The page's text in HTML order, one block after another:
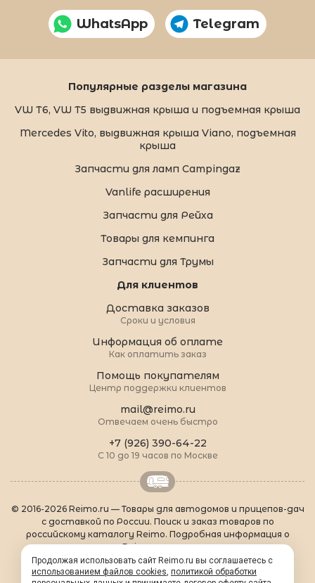
WhatsApp Telegram
Популярные разделы магазина
VW T6, VW T5 выдвижная крыша и подъемная крыша
Mercedes Vito, выдвижная крыша Viano, подъемная
крыша
Запчасти для ламп Campingaz
Vanlife расширения
Запчасти для Рейха
Товары для кемпинга
Запчасти для Трумы
Для клиентов
Доставка заказов
Сроки и условия
Информация об оплате
Как оплатить заказ
Помощь покупателям
Центр поддержки клиентов
mail@reimo.ru
Отвечаем очень быстро
+7 (926) 390-64-22
С 10 до 19 часов по Москве
© 2016-2026 Reimo.ru — Товары для автодомов и прицепов-дач
с доставкой по России. Поиск и заказ товаров по
российскому каталогу Reimo. Подробная информация о
товарах Reimo на русском языке.
О Reimo
| Популярные товары | Формальности
Контакты
| sitemap.xml
Продолжая использовать сайт Reimo.ru вы соглашаетесь с
использованием файлов cookies, политикой обработки